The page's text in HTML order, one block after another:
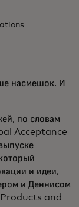
насмешок. И
по словам
Acceptance
и идеи,
и Деннисом
Products and